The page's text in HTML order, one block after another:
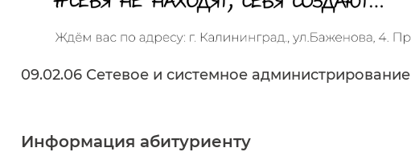
09.02.06 Сетевое и системное администрирование
Информация абитуриенту